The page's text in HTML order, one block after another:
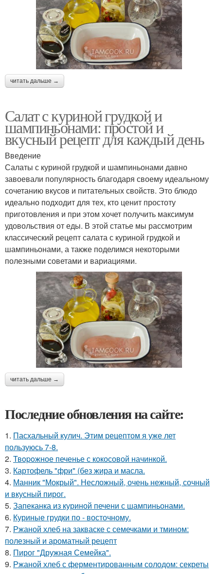
читать дальше →
Салат с куриной грудкой и
шампиньонами: простой и
вкусный рецепт для каждый день
Введение
Салаты с куриной грудкой и шампиньонами давно
завоевали популярность благодаря своему идеальному
сочетанию вкусов и питательных свойств. Это блюдо
идеально подходит для тех, кто ценит простоту
приготовления и при этом хочет получить максимум
удовольствия от еды. В этой статье мы рассмотрим
классический рецепт салата с куриной грудкой и
шампиньонами, а также поделимся некоторыми
полезными советами и вариациями.
читать дальше →
Последние обновления на сайте:
1. Пасхальный кулич. Этим рецептом я уже лет
пользуюсь 7-8.
2. Твopoжное печенье с кокосовой начинкой.
3. Картофель "фри" (без жира и масла.
4. Манник "Мокрый". Несложный, очень нежный, сочный
и вкусный пирог.
5. Запеканка из куриной печени с шампиньонами.
6. Куриные грудки по - восточному.
7. Ржаной хлеб на закваске с семечками и тмином:
полезный и ароматный рецепт
8. Пирог "Дружная Семейка".
9. Ржаной хлеб с ферментированным солодом: секреты